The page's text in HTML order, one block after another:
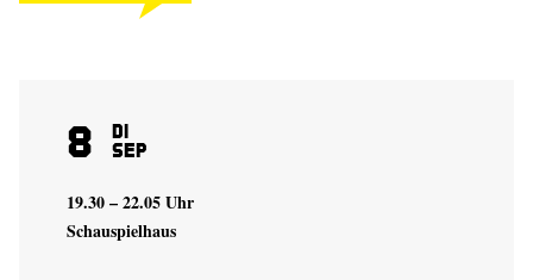
8 Di
Sep
19.30 – 22.05 Uhr
Schauspielhaus